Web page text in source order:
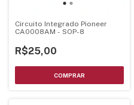
Circuito Integrado Pioneer
CA0008AM - SOP-8
R$25,00